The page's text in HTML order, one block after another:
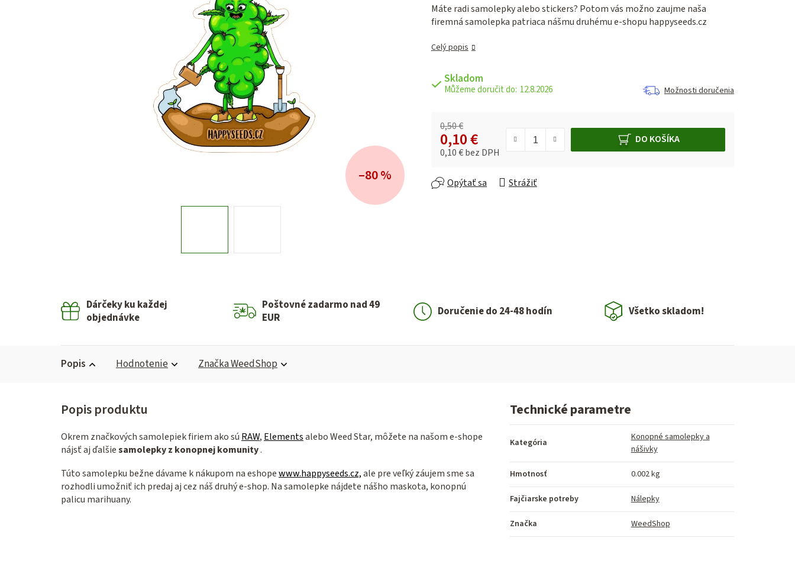
je
0,0
hviezdičiek.
Máte radi samolepky alebo stickers? Potom vás možno zaujme naša
firemná samolepka patriaca nášmu druhému e-shopu happyseeds.cz
Celý popis
Skladom
12.8.2026 Možnosti doručenia
0,50 €
0,10 €
0,10 € bez DPH
DO KOŠÍKA
Opýtať sa Strážiť
–80 %
Dárčeky ku každej
objednávke
Poštovné zadarmo nad 49
EUR
Doručenie do 24-48 hodín Všetko skladom!
Popis Hodnotenie ZnačkaWeedShop
Okrem značkových samolepiek firiem ako sú RAW, Elementsalebo Weed Star, môžete na našom e-shope
nájsť aj ďalšiesamolepky z konopnej komunity.
Túto samolepku bežne dávame k nákupom na eshopewww.happyseeds.cz,ale pre veľký záujem sme sa
rozhodli umožniť ich predaj aj cez náš druhý e-shop. Na samolepke nájdete nášho maskota, konopnú
palicu marihuany.
Technické parametre
Kategória
Konopné samolepky a
nášivky
Hmotnosť 0.002 kg
Fajčiarske potreby Nálepky
Značka WeedShop